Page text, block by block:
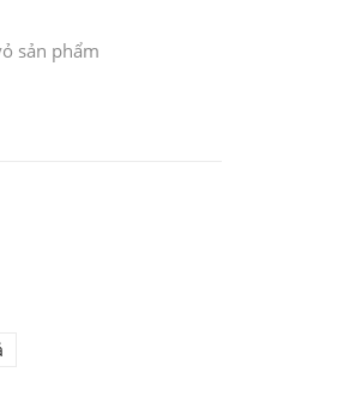
sản phẩm